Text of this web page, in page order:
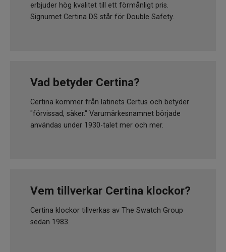
erbjuder hög kvalitet till ett förmånligt pris.
Signumet Certina DS står för Double Safety.
Vad betyder Certina?
Certina kommer från latinets Certus och betyder
"förvissad, säker." Varumärkesnamnet började
användas under 1930-talet mer och mer.
Vem tillverkar Certina klockor?
Certina klockor tillverkas av The Swatch Group
sedan 1983.